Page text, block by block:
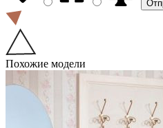
Похожие модели